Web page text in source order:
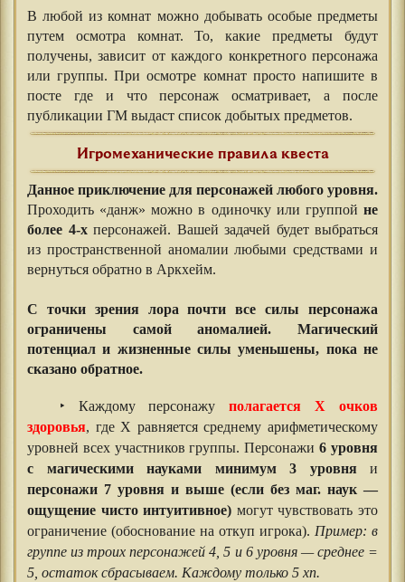
В любой из комнат можно добывать особые предметы
путем осмотра комнат. То, какие предметы будут
получены, зависит от каждого конкретного персонажа
или группы. При осмотре комнат просто напишите в
посте где и что персонаж осматривает, а после
публикации ГМ выдаст список добытых предметов.
Игромеханические правила квеста
Данное приключение для персонажей любого уровня.
Проходить «данж» можно в одиночку или группой не
более 4-хперсонажей. Вашей задачей будет выбраться
из пространственной аномалии любыми средствами и
вернуться обратно в Аркхейм.
С точки зрения лора почти все силы персонажа
ограничены самой аномалией. Магический
потенциал и жизненные силы уменьшены, пока не
сказано обратное.
‣ Каждому персонажуполагается Х очков
здоровья, где Х равняется среднему арифметическому
уровней всех участников группы. Персонажи6 уровня
с магическими науками минимум 3 уровняи
персонажи 7 уровня и выше (если без маг. наук —
ощущение чисто интуитивное) могут чувствовать это
ограничение (обоснование на откуп игрока). Пример: в
группе из троих персонажей 4, 5 и 6 уровня — среднее =
5, остаток сбрасываем. Каждому только 5 хп.